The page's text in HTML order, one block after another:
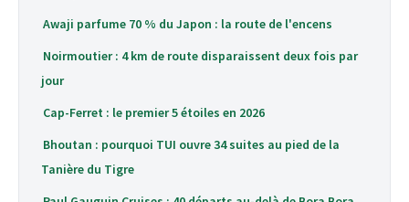
Awaji parfume 70 % du Japon : la route de l'encens
Noirmoutier : 4 km de route disparaissent deux fois par
jour
Cap-Ferret : le premier 5 étoiles en 2026
Bhoutan : pourquoi TUI ouvre 34 suites au pied de la
Tanière du Tigre